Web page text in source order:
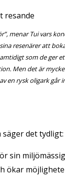
menar Tui vars
resenärer att
som de ger
Men det är
en rysk oligark går
det tydligt:
sin
ökar